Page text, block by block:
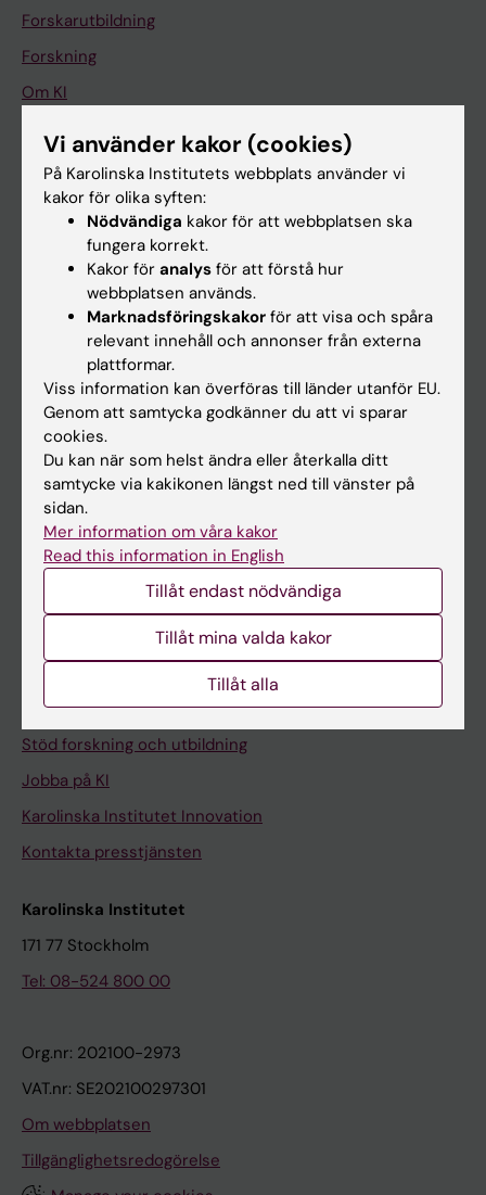
Forskarutbildning
Forskning
Om KI
På gång
Nyheter
Kalender
Schema
Studentmejlen
Kurs- och programwebbar
Student på KI
Medarbetarportalen
Universitetsbiblioteket
Stöd forskning och utbildning
Jobba på KI
Karolinska Institutet Innovation
Kontakta presstjänsten
Karolinska Institutet
171 77 Stockholm
Tel: 08-524 800 00
Org.nr: 202100-2973
VAT.nr: SE202100297301
Om webbplatsen
Tillgänglighetsredogörelse
Vi använder kakor (cookies)
På Karolinska Institutets webbplats använder vi
kakor för olika syften:
Nödvändiga kakor för att webbplatsen ska
fungera korrekt.
Kakor för analys för att förstå hur
webbplatsen används.
Marknadsföringskakor för att visa och spåra
relevant innehåll och annonser från externa
plattformar.
Viss information kan överföras till länder utanför EU.
Genom att samtycka godkänner du att vi sparar
cookies.
Du kan när som helst ändra eller återkalla ditt
samtycke via kakikonen längst ned till vänster på
sidan.
Mer information om våra kakor
Read this information in English
Tillåt endast nödvändiga
Tillåt mina valda kakor
Tillåt alla